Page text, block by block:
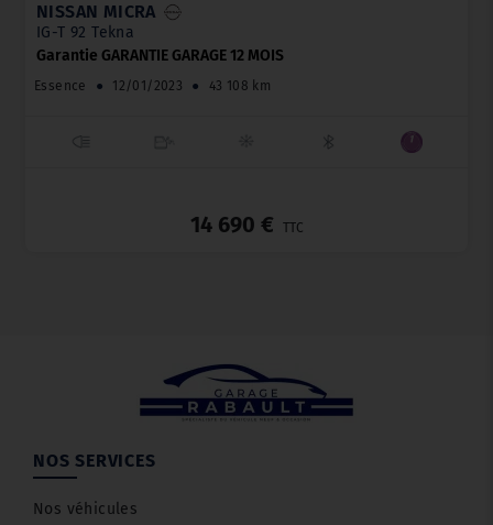
NISSAN MICRA
IG-T 92 Tekna
Garantie GARANTIE GARAGE 12 MOIS
Essence ● 12/01/2023 ● 43 108 km
14 690 € TTC
NOS SERVICES
Nos véhicules